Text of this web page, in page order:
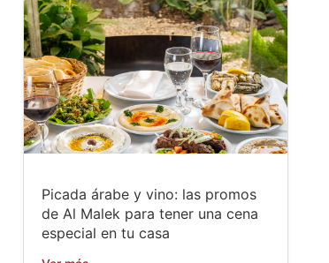
Picada árabe y vino: las promos
de Al Malek para tener una cena
especial en tu casa